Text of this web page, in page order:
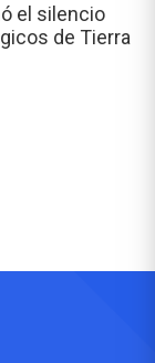
el silencio
de Tierra